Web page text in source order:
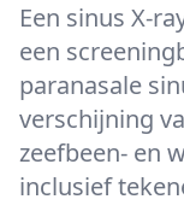
Een sinus X-
een
paranasale
verschijning
zeefbeen- en
inclusief